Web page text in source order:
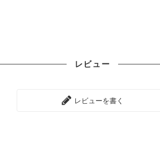
レビュー
レビューを書く